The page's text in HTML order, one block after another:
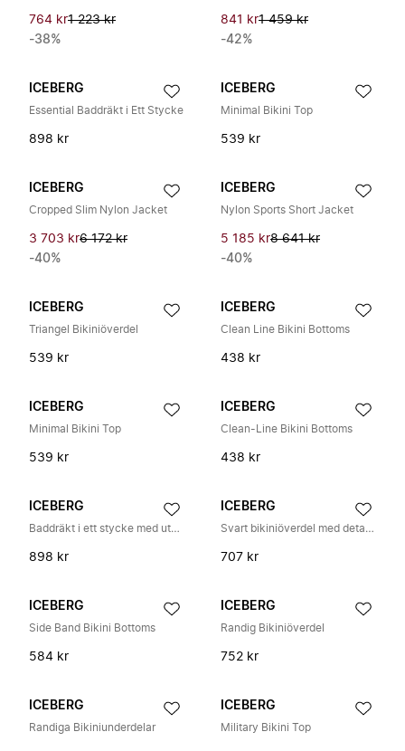
764 kr1 223 kr
-38%
841 kr1 459 kr
-42%
ICEBERG
Essential Baddräkt i Ett Stycke
898 kr
ICEBERG
Minimal Bikini Top
539 kr
ICEBERG
Cropped Slim Nylon Jacket
3 703 kr6 172 kr
-40%
ICEBERG
Nylon Sports Short Jacket
5 185 kr8 641 kr
-40%
ICEBERG
Triangel Bikiniöverdel
539 kr
ICEBERG
Clean Line Bikini Bottoms
438 kr
ICEBERG
Minimal Bikini Top
539 kr
ICEBERG
Clean-Line Bikini Bottoms
438 kr
ICEBERG
Baddräkt i ett stycke med utskärning fram
898 kr
ICEBERG
Svart bikiniöverdel med detalj i mitten
707 kr
ICEBERG
Side Band Bikini Bottoms
584 kr
ICEBERG
Randig Bikiniöverdel
752 kr
ICEBERG
Randiga Bikiniunderdelar
ICEBERG
Military Bikini Top